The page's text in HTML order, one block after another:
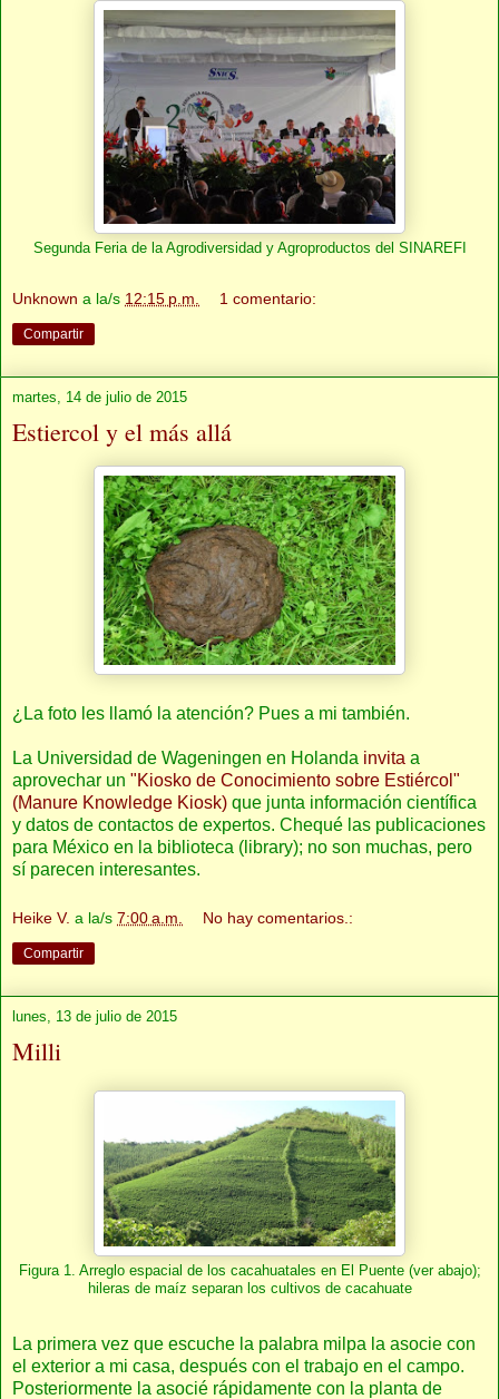
Segunda Feria de la Agrodiversidad y Agroproductos del SINAREFI
Unknown a la/s 12:15 p.m. 1 comentario:
Compartir
martes, 14 de julio de 2015
Estiercol y el más allá
¿La foto les llamó la atención? Pues a mi también.
La Universidad de Wageningen en Holanda invita a
aprovechar un "Kiosko de Conocimiento sobre Estiércol"
(Manure Knowledge Kiosk) que junta información científica
y datos de contactos de expertos. Chequé las publicaciones
para México en la biblioteca (library); no son muchas, pero
sí parecen interesantes.
Heike V. a la/s 7:00 a.m. No hay comentarios.:
Compartir
lunes, 13 de julio de 2015
Milli
Figura 1. Arreglo espacial de los cacahuatales en El Puente (ver abajo);
hileras de maíz separan los cultivos de cacahuate
La primera vez que escuche la palabra milpa la asocie con
el exterior a mi casa, después con el trabajo en el campo.
Posteriormente la asocié rápidamente con la planta de